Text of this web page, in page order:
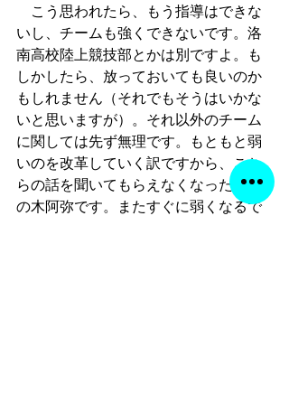
こう思われたら、もう指導はできな
いし、チームも強くできないです。洛
南高校陸上競技部とかは別ですよ。も
しかしたら、放っておいても良いのか
もしれません（それでもそうはいかな
いと思いますが）。それ以外のチーム
に関しては先ず無理です。もともと弱
いのを改革していく訳ですから、こち
らの話を聞いてもらえなくなったら元
の木阿弥です。またすぐに弱くなるで